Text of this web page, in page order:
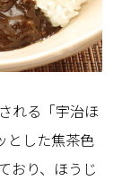
れる「宇治ほ
とした焦茶色
おり、ほうじ